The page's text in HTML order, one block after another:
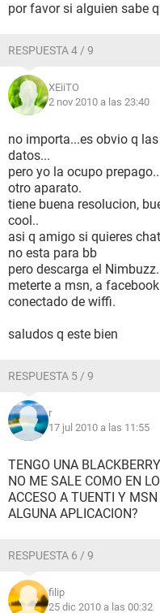
por favor si alguien sabe
RESPUESTA 4 / 9
XEiiTO
2 nov 2010 a las 23:40
no importa...es obvio q
datos...
pero yo la ocupo
otro aparato.
tiene buena resolucion,
cool..
asi q amigo si quieres
no esta para bb
pero descarga el
meterte a msn, a
conectado de wiffi.
saludos q este bien
RESPUESTA 5 / 9
r
17 jul 2010 a las 11:55
TENGO UNA
NO ME SALE COMO EN
ACCESO A TUENTI Y
ALGUNA APLICACION?
RESPUESTA 6 / 9
filip
25 dic 2010 a las 00:32